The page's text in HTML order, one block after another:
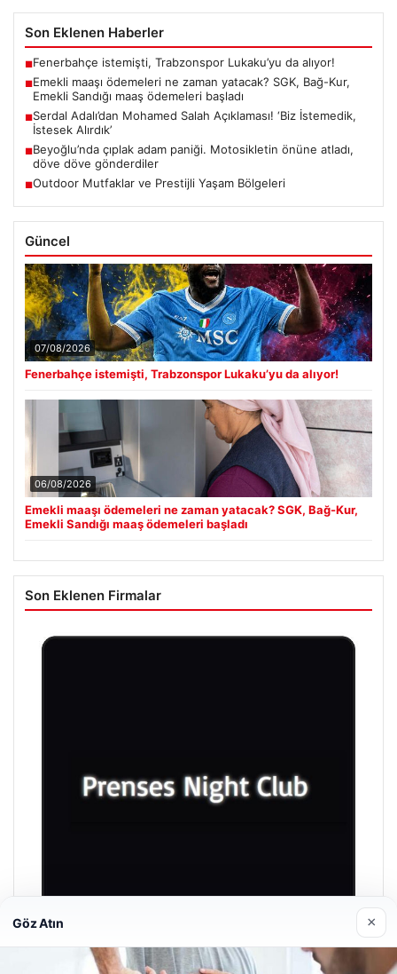
Son Eklenen Haberler
■Fenerbahçe istemişti, Trabzonspor Lukaku’yu da alıyor!
■Emekli maaşı ödemeleri ne zaman yatacak? SGK, Bağ-Kur,
Emekli Sandığı maaş ödemeleri başladı
■Serdal Adalı’dan Mohamed Salah Açıklaması! ‘Biz İstemedik,
İstesek Alırdık’
■Beyoğlu’nda çıplak adam paniği. Motosikletin önüne atladı,
döve döve gönderdiler
■Outdoor Mutfaklar ve Prestijli Yaşam Bölgeleri
Güncel
07/08/2026
Fenerbahçe istemişti, Trabzonspor Lukaku’yu da alıyor!
06/08/2026
Emekli maaşı ödemeleri ne zaman yatacak? SGK, Bağ-Kur,
Emekli Sandığı maaş ödemeleri başladı
Son Eklenen Firmalar
Göz Atın ×